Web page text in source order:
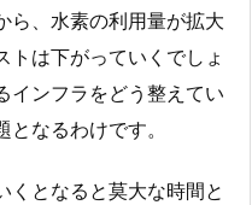
ら、水素の利用量が拡大
トは下がっていくでしょ
インフラをどう整えてい
なるわけです。
くとなると莫大な時間と